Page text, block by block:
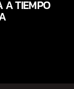
A TIEMPO